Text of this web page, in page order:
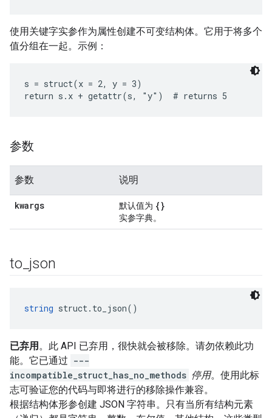
使用关键字实参作为属性创建不可变结构体。它用于将多个
值分组在一起。示例：
s = struct(x = 2, y = 3)
return s.x + getattr(s, "y")  # returns 5
参数
参数 说明
kwargs 默认值为 {}
实参字典。
to json
string struct.to_json()
已弃用 。此 API 已弃用，很快就会被移除。请勿依赖此功
能。它已通过 ---
incompatible_struct_has_no_methods 停用。使用此标
志可验证您的代码与即将进行的移除操作兼容。
根据结构体形参创建 JSON 字符串。只有当所有结构元素